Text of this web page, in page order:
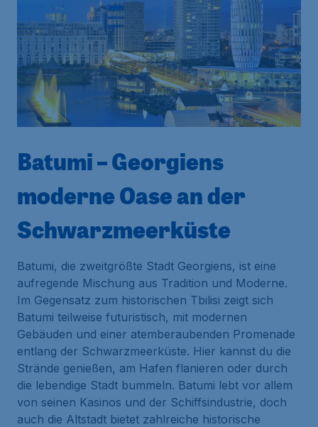
Batumi – Georgiens
moderne Oase an der
Schwarzmeerküste
Batumi, die zweitgrößte Stadt Georgiens, ist eine
aufregende Mischung aus Tradition und Moderne.
Im Gegensatz zum historischen Tbilisi zeigt sich
Batumi teilweise futuristisch, mit modernen
Gebäuden und einer atemberaubenden Promenade
entlang der Schwarzmeerküste. Hier kannst du die
Strände genießen, am Hafen flanieren oder durch
die lebendige Stadt bummeln. Batumi lebt vor allem
von seinen Kasinos und der Schiffsindustrie, doch
auch die Altstadt bietet zahlreiche historische